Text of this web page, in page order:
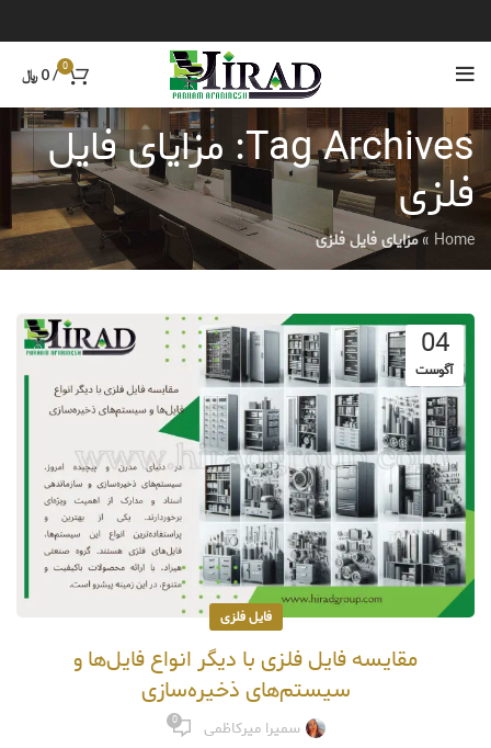
0
/
0 ﷼
Tag Archives: مزایای فایل
فلزی
Home
»مزایای فایل فلزی
04
آگوست
فایل فلزی
مقایسه فایل فلزی با دیگر انواع فایل‌ها و
سیستم‌های ذخیره‌سازی
سمیرا میرکاظمی 0